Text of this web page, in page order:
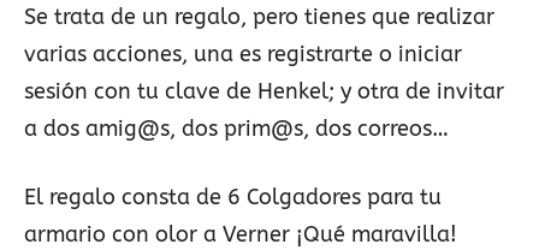
Se trata de un regalo, pero tienes que realizar
varias acciones, una es registrarte o iniciar
sesión con tu clave de Henkel; y otra de invitar
a dos amig@s, dos prim@s, dos correos…
El regalo consta de 6 Colgadores para tu
armario con olor a Verner ¡Qué maravilla!